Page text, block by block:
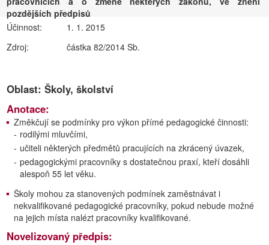
pozdějších předpisů
Účinnost:
1. 1. 2015
Zdroj:
částka 82/2014 Sb.
Oblast: Školy, školství
Anotace:
Změkčují se podmínky pro výkon přímé pedagogické činnosti:
- rodilými mluvčími,
- učiteli některých předmětů pracujících na zkrácený úvazek,
- pedagogickými pracovníky s dostatečnou praxí, kteří dosáhli
alespoň 55 let věku.
Školy mohou za stanovených podmínek zaměstnávat i
nekvalifikované pedagogické pracovníky, pokud nebude možné
na jejich místa nalézt pracovníky kvalifikované.
Novelizovaný předpis: